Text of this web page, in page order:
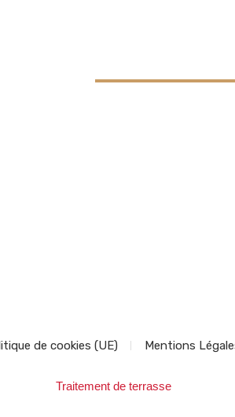
de cookies (UE) Mentions
Traitement de terrasse